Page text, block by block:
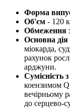
Форма
Об'єм - 120
Обмеження
Основна дія
міокарда,
рахунок
арджуни.
Сумісність
коензимом
вечірньому
до серцево-